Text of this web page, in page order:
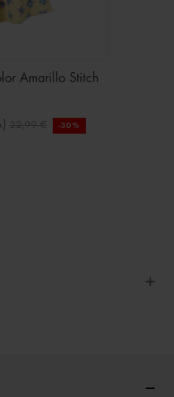
Amarillo Stitch
22,99 € -30%